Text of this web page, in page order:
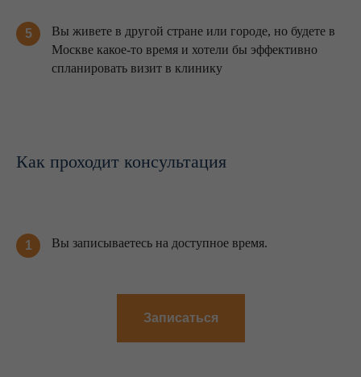
5
Вы живете в другой стране или городе, но будете в
Москве какое-то время и хотели бы эффективно
спланировать визит в клинику
Как проходит консультация
1 Вы записываетесь на доступное время.
Записаться